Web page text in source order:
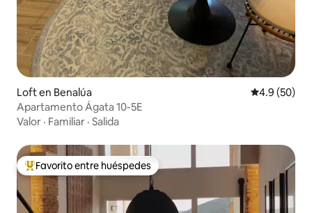
Loft en Benalúa Calificación
4.9 (50)
Apartamento Ágata 10-5E
Valor · Familiar · Salida
De los mejores en Favorito entre huéspedes
Favorito entre huéspedes